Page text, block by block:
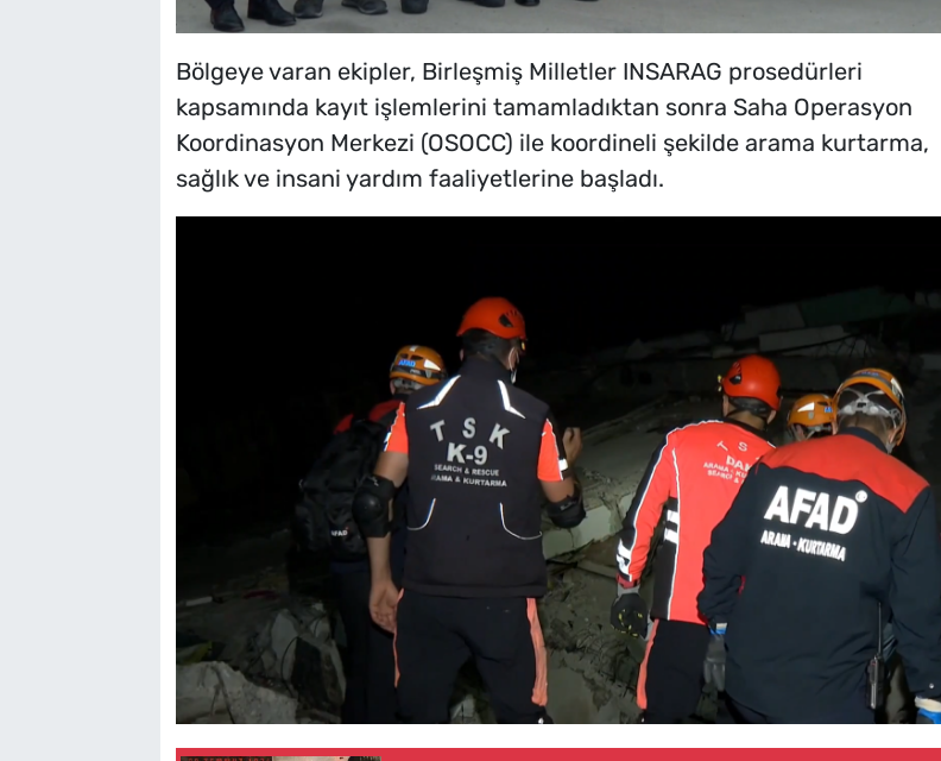
Bölgeye varan ekipler, Birleşmiş Milletler INSARAG prosedürleri
kapsamında kayıt işlemlerini tamamladıktan sonra Saha Operasyon
Koordinasyon Merkezi (OSOCC) ile koordineli şekilde arama kurtarma,
sağlık ve insani yardım faaliyetlerine başladı.